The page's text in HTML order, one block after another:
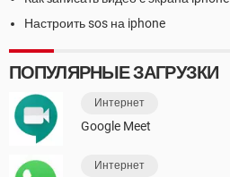
Настроить sos на iphone
ПОПУЛЯРНЫЕ ЗАГРУЗКИ
Интернет
Google Meet
Интернет